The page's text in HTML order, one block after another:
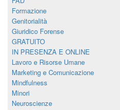
Formazione
Genitorialità
Giuridico Forense
GRATUITO
IN PRESENZA E ONLINE
Lavoro e Risorse Umane
Marketing e Comunicazione
Mindfulness
Minori
Neuroscienze